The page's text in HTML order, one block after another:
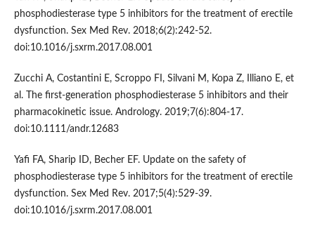
phosphodiesterase type 5 inhibitors for the treatment of erectile
dysfunction. Sex Med Rev. 2018;6(2):242-52.
doi:10.1016/j.sxrm.2017.08.001
Zucchi A, Costantini E, Scroppo FI, Silvani M, Kopa Z, Illiano E, et
al. The first-generation phosphodiesterase 5 inhibitors and their
pharmacokinetic issue. Andrology. 2019;7(6):804-17.
doi:10.1111/andr.12683
Yafi FA, Sharip ID, Becher EF. Update on the safety of
phosphodiesterase type 5 inhibitors for the treatment of erectile
dysfunction. Sex Med Rev. 2017;5(4):529-39.
doi:10.1016/j.sxrm.2017.08.001